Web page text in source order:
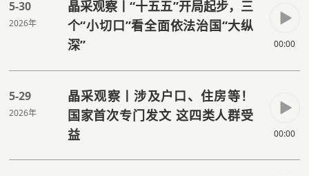
5-30
2026年
晶采观察丨“十五五”开局起步，三
个“小切口”看全面依法治国“大纵
深”
00:00
5-29
2026年
晶采观察丨涉及户口、住房等！
国家首次专门发文 这四类人群受
益
00:00